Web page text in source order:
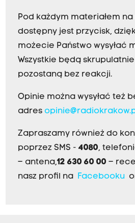
Pod każdym materiałem
dostępny jest przycisk,
możecie Państwo wysyłać
Wszystkie będą
pozostaną bez reakcji.
Opinie można wysyłać też
adres
Zapraszamy również do
poprzez SMS - 4080,
– antena,12 630 60 00 –
nasz profil na Facebooku